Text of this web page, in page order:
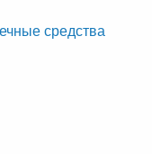
средства